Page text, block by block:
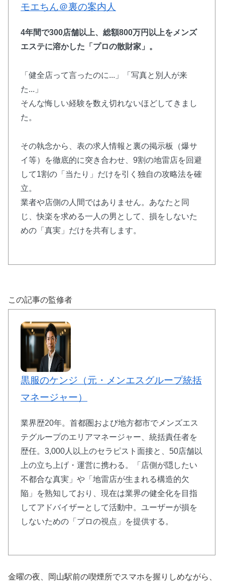
モエちん＠裏の案内人
4年間で300店舗以上、総額800万円以上をメンズ
エステに溶かした 「プロの散財家」 。
「健全店って言ったのに...」「写真と別人が来
た...」
そんな悔しい経験を数え切れないほどしてきまし
た。
その執念から、表の求人情報と裏の掲示板（爆サ
イ等）を徹底的に突き合わせ、9割の地雷店を回避
して1割の「当たり」だけを引く独自の攻略法を確
立。
業者や店側の人間ではありません。あなたと同
じ、快楽を求める一人の男として、損をしないた
めの「真実」だけを共有します。
この記事の監修者
黒服のケンジ（元・メンエスグループ統括
マネージャー）
業界歴20年。首都圏および地方都市でメンズエス
テグループのエリアマネージャー、統括責任者を
歴任。3,000人以上のセラピスト面接と、50店舗以
上の立ち上げ・運営に携わる。「店側が隠したい
不都合な真実」や「地雷店が生まれる構造的欠
陥」を熟知しており、現在は業界の健全化を目指
してアドバイザーとして活動中。ユーザーが損を
しないための「プロの視点」を提供する。
金曜の夜、岡山駅前の喫煙所でスマホを握りしめながら、